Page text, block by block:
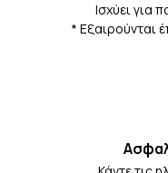
Iσχύει για
* Eξαιρούνται